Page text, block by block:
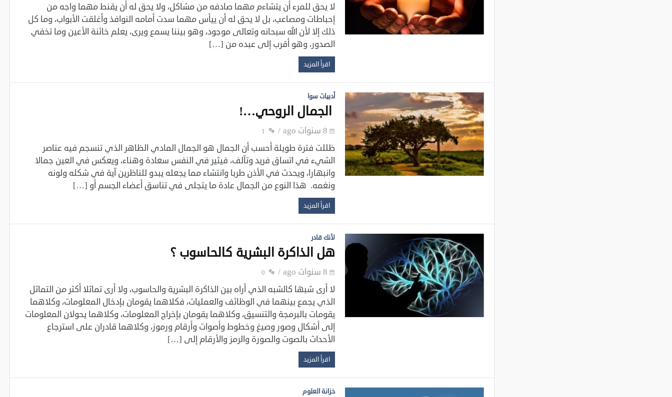
لا يحق للمرء أن يتشاءم مهما صادفه من مشاكل، ولا يحق له أن يقنط مهما واجه من
‏إحباطات ومصاعب، بل لا يحق له أن ييأس مهما سدت أمامه النوافذ وأغلقت الأبواب، وما كل
ذلك ‏إلا لأن الله سبحانه وتعالى موجود، وهو بيننا يسمع ويرى، يعلم خائنة الأعين وما تخفي
الصدور، ‏وهو أقرب إلى عبده من […]
اقرأ المزيد
أدبيات سوا
‏ الجمال الروحي…!‏
8 سنوات ago 1
ظللت فترة طويلة أحسب أن الجمال هو الجمال المادي الظاهر الذي تنسجم فيه عناصر
الشيء ‏في اتساق فريد وتآلف، فيثير في النفس سعادة وهناء، ويعكس في العين جمالا
وانبهارا، ويحدث ‏في الأذن طربا وانتشاء مما يجعله يبدو للناظرين آية في شكله ولونه
ونغمه. هذا النوع من ‏الجمال عادة ما يتجلى في تناسق أعضاء الجسم أو […]
اقرأ المزيد
لأنك قادر
هل الذاكرة البشرية كالحاسوب ؟
8 سنوات ago 0
لا أرى شبها كالشبه الذي أراه بين الذاكرة البشرية والحاسوب، ولا أرى تماثلا أكثر من التماثل
الذي يجمع ‏بينهما في الوظائف والعمليات، فكلاهما يقومان بإدخال المعلومات، وكلاهما
يقومات بالبرمجة والتنسيق، وكلاهما ‏يقومان بإخراج المعلومات، وكلاهما يحولان المعلومات
إلى أشكال وصور وصيغ وخطوط وأصوات وأرقام ورموز، ‏وكلاهما قادران على استرجاع
الأحداث بالصوت والصورة والرمز والأرقام إلى […]
اقرأ المزيد
خزانة العلوم